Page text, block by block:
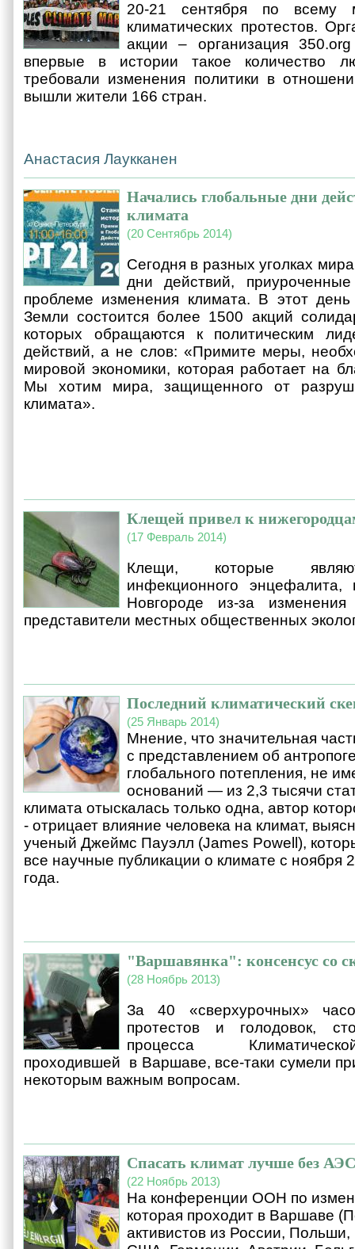
20-21 сентября по всему
климатических протестов.
акции – организация
впервые в истории такое количество
требовали изменения политики в
вышли жители 166 стран.
Анастасия Лаукканен
Начались глобальные дни
климата
(20 Сентябрь 2014)
Сегодня в разных уголках
дни действий,
проблеме изменения климата. В этот
Земли состоится более 1500 акций
которых обращаются к политическим
действий, а не слов: «Примите меры,
мировой экономики, которая работает на
Мы хотим мира, защищенного от
климата».
Клещей привел к
(17 Февраль 2014)
Клещи, которые
инфекционного
Новгороде из-за
представители местных общественных
Последний климатический
(25 Январь 2014)
Мнение, что значительная
с представлением об
глобального потепления, не
оснований — из 2,3 тысячи
климата отыскалась только одна, автор
- отрицает влияние человека на климат,
ученый Джеймс Пауэлл (James Powell),
все научные публикации о климате с ноября
года.
"Варшавянка": консенсус со
(28 Ноябрь 2013)
За 40 «сверхурочных»
протестов и голодовок,
процесса
проходившей в Варшаве, все-таки сумели
некоторым важным вопросам.
Спасать климат лучше без АЭС
(22 Ноябрь 2013)
На конференции ООН по
которая проходит в Варшаве
активистов из России,